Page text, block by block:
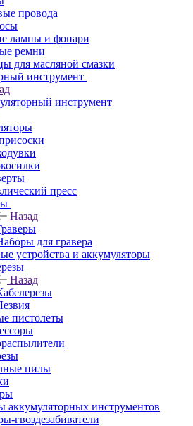
провода
лампы и фонари
ремни
для масляной смазки
инструмент
инструмент
пресс
Назад
для гравера
устройства и аккумуляторы
Назад
пистолеты
пилы
аккумуляторных инструментов
гвоздезабиватели